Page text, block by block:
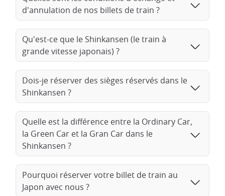
En investissant judicieusement dans son réseau ferroviaire,
le Japon a établi l'un des systèmes de trains les plus fiables,
rapides et sûrs au monde !
Informations sur le train
effectuer une correspondance à la gare de Tsuruga, dans la
préfecture de Fukui. À Kanazawa, prenez le train à grande
vitesse Kagayaki Shinkansen en direction de la gare de
Tsuruga, ce trajet durera environ 30 minutes. Ensuite, à la
gare de Tsuruga, prenez le train express Thunderbird en
direction de Kyoto, pour un voyage d'environ 50 minutes.
Installez-vous confortablement, détendez-vous et laissez-vous
emporter par le paysage qui défile à grande vitesse à travers
les fenêtres panoramiques du train. Vous aurez ainsi un
aperçu des magnifiques paysages urbains et naturels du
Japon tout au long de votre trajet.
d'annulation de nos billets de train ?
Qu'est-ce que le Shinkansen (le train à
grande vitesse japonais) ?
Dois-je réserver des sièges réservés dans le
Shinkansen ?
Quelle est la différence entre la Ordinary Car,
la Green Car et la Gran Car dans le
Shinkansen ?
Pourquoi réserver votre billet de train au
Japon avec nous ?